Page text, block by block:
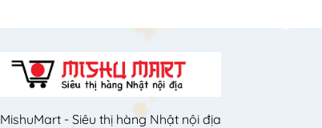
MishuMart - Siêu thị hàng Nhật nội địa